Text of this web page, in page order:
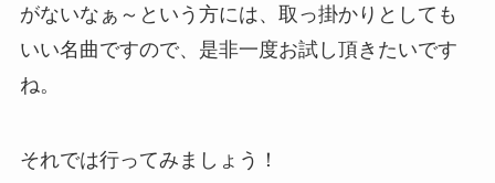
がないなぁ～という方には、取っ掛かりとしても
いい名曲ですので、是非一度お試し頂きたいです
ね。
それでは行ってみましょう！